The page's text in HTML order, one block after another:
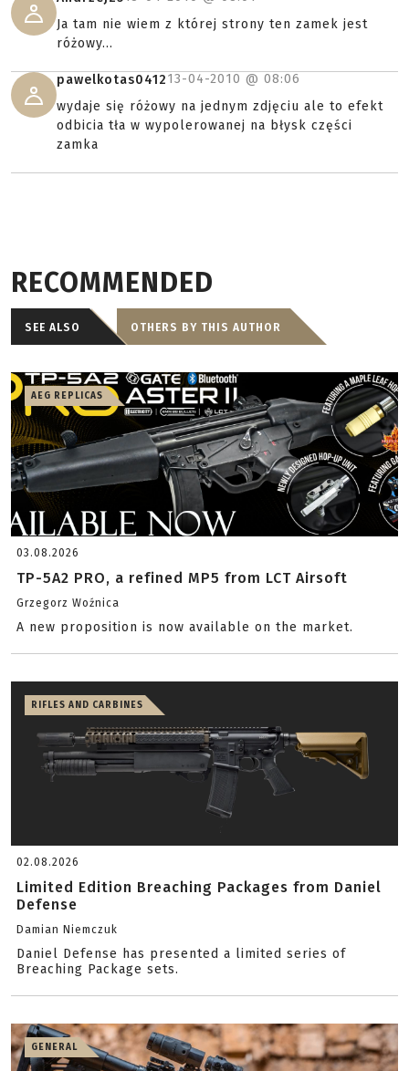
Ja tam nie wiem z której strony ten zamek jest
różowy...
pawelkotas041213-04-2010 @ 08:06
wydaje się różowy na jednym zdjęciu ale to efekt
odbicia tła w wypolerowanej na błysk części
zamka
RECOMMENDED
SEE ALSO OTHERS BY THIS AUTHOR
AEG REPLICAS
03.08.2026
TP-5A2 PRO, a refined MP5 from LCT Airsoft
Grzegorz Woźnica
A new proposition is now available on the market.
RIFLES AND CARBINES
02.08.2026
Limited Edition Breaching Packages from Daniel
Defense
Damian Niemczuk
Daniel Defense has presented a limited series of
Breaching Package sets.
GENERAL